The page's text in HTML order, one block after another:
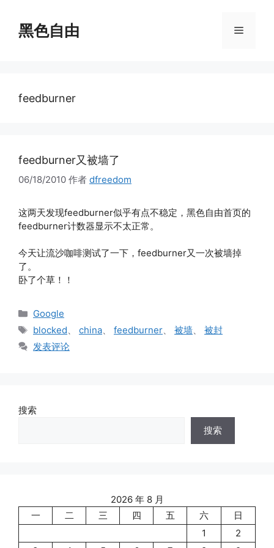
黑色自由 菜
feedburner
feedburner又被墙了
06/18/2010 作者 dfreedom
这两天发现feedburner似乎有点不稳定，黑色自由首页的
feedburner计数器显示不太正常。
今天让流沙咖啡测试了一下，feedburner又一次被墙掉
了。
卧了个草！！
分
类
Google
标
签
blocked、 china、 feedburner、 被墙、 被封
发表评论
搜索
搜索
2026 年 8 月
一
二 三 四 五 六
日
1
2